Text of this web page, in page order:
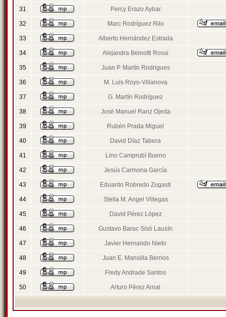
31 Percy Erazo Aybar
32 Marc Rodríguez Rilo
33 Alberto Hernández Estrada
34 Alejandra Beinotti Rossi
35 Juan P. Martín Rodrigues
36 M. Luis Royo-Villanova
37 G. Martín Rodríguez
38 José Manuel Ranz Ojeda
39 Rubén Prada Miguel
40 David Díaz Tabera
41 Lino Camprubí Bueno
42 Jesús Carmona García
43 Eduardo Robredo Zugasti
44 Stella M. Angel Villegas
45 David Pérez López
46 Gustavo Barac Sisó Lausín
47 Javier Hernando Nieto
48 Juan E. Mansilla Berrios
49 Fredy Andrade Santos
50 Arturo Pérez Arnal